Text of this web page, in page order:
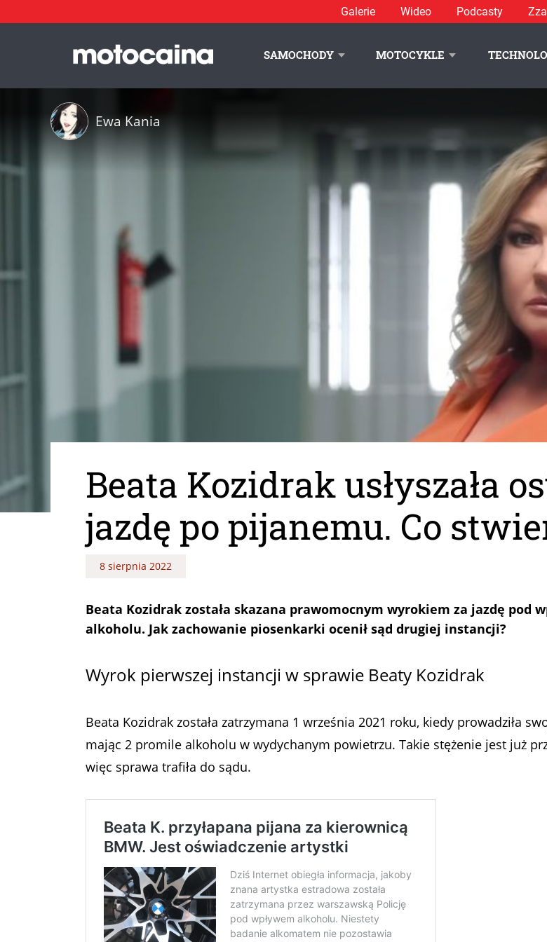
Galerie Wideo Podcasty
SAMOCHODY MOTOCYKLE
Ewa Kania
Beata Kozidrak usłyszała
jazdę po pijanemu. Co
8 sierpnia 2022
Beata Kozidrak została skazana prawomocnym wyrokiem za jazdę pod
alkoholu. Jak zachowanie piosenkarki ocenił sąd drugiej instancji?
Wyrok pierwszej instancji w sprawie Beaty Kozidrak
Beata Kozidrak została zatrzymana 1 września 2021 roku, kiedy prowadziła
mając 2 promile alkoholu w wydychanym powietrzu. Takie stężenie jest już
więc sprawa trafiła do sądu.